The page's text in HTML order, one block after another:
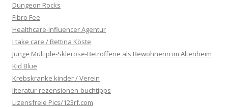
Dungeon Rocks
Fibro Fee
Healthcare-Influencer Agentur
I take care / Bettina Köste
Junge Multiple-Sklerose-Betroffene als Bewohnerin im Altenheim
Kid Blue
Krebskranke kinder / Verein
literatur-rezensionen-buchtipps
Lizensfreie Pics/123rf.com